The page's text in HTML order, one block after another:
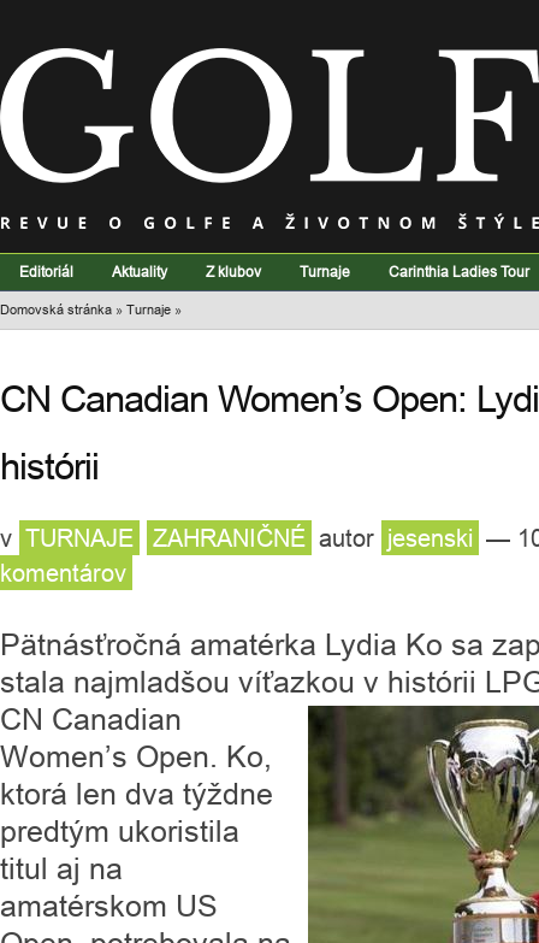
Editoriál Aktuality Z klubov Turnaje Carinthia Ladies Tour
Domovská stránka » Turnaje »
CN Canadian Women’s Open:
histórii
v TURNAJE ZAHRANIČNÉ autor jesenski —
komentárov
Pätnásťročná amatérka Lydia Ko sa
stala najmladšou víťazkou v histórii
CN Canadian
Women’s Open. Ko,
ktorá len dva týždne
predtým ukoristila
titul aj na
amatérskom US